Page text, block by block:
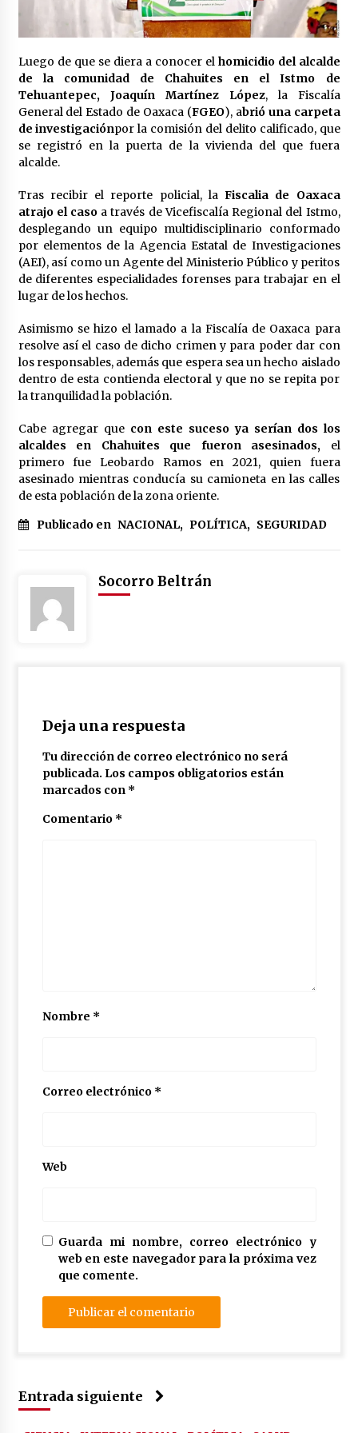
Laura Itzel Castillo será la nueva secretaria de
las Mujeres, anuncia Sheinbaum
2 meses atrás
Sheinbaum descarta reunión entre CNTE y
Segob: «ya dimos nuestras propuestas»
2 meses atrás
2 meses atrás
Trump anuncia acuerdo con Irán y el fin de
operaciones militares entre ambos países
2 meses atrás
Trump asegura que barcos cargados de
2 meses atrás
México libraría posible arancel de EE.UU. en
85% de sus exportaciones
Luego de que se diera a conocer el homicidio del alcalde
de la comunidad de Chahuites en el Istmo de
Tehuantepec, Joaquín Martínez López, la Fiscalía
General del Estado de Oaxaca (FGEO), abrió una carpeta
de investigaciónpor la comisión del delito calificado, que
se registró en la puerta de la vivienda del que fuera
alcalde.
Tras recibir el reporte policial, la Fiscalia de Oaxaca
atrajo el caso a través de Vicefiscalía Regional del Istmo,
desplegando un equipo multidisciplinario conformado
por elementos de la Agencia Estatal de Investigaciones
(AEI), así como un Agente del Ministerio Público y peritos
de diferentes especialidades forenses para trabajar en el
lugar de los hechos.
Asimismo se hizo el lamado a la Fiscalía de Oaxaca para
resolve así el caso de dicho crimen y para poder dar con
los responsables, además que espera sea un hecho aislado
dentro de esta contienda electoral y que no se repita por
la tranquilidad la población.
Cabe agregar que con este suceso ya serían dos los
alcaldes en Chahuites que fueron asesinados, el
primero fue Leobardo Ramos en 2021, quien fuera
asesinado mientras conducía su camioneta en las calles
de esta población de la zona oriente.
Publicado en NACIONAL, POLÍTICA, SEGURIDAD
Socorro Beltrán
Deja una respuesta
Tu dirección de correo electrónico no será
publicada. Los campos obligatorios están
marcados con *
Comentario *
Nombre *
Correo electrónico *
Web
Guarda mi nombre, correo electrónico y
web en este navegador para la próxima vez
que comente.
Entrada siguiente